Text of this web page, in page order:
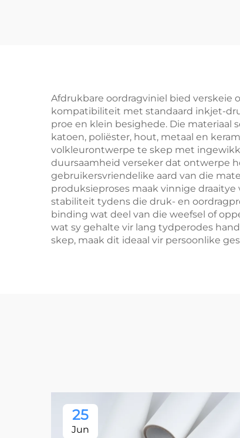
Afdrukbare oordragviniel bied verskeie
kompatibiliteit met standaard inkjet-
proe en klein besighede. Die
katoen, poliëster, hout, metaal en
volkleurontwerpe te skep met
duursaamheid verseker dat ontwerpe
gebruikersvriendelike aard van die
produksieproses maak vinnige
stabiliteit tydens die druk- en
binding wat deel van die weefsel of
wat sy gehalte vir lang tydperodes
skep, maak dit ideaal vir persoonlike
25
Jun